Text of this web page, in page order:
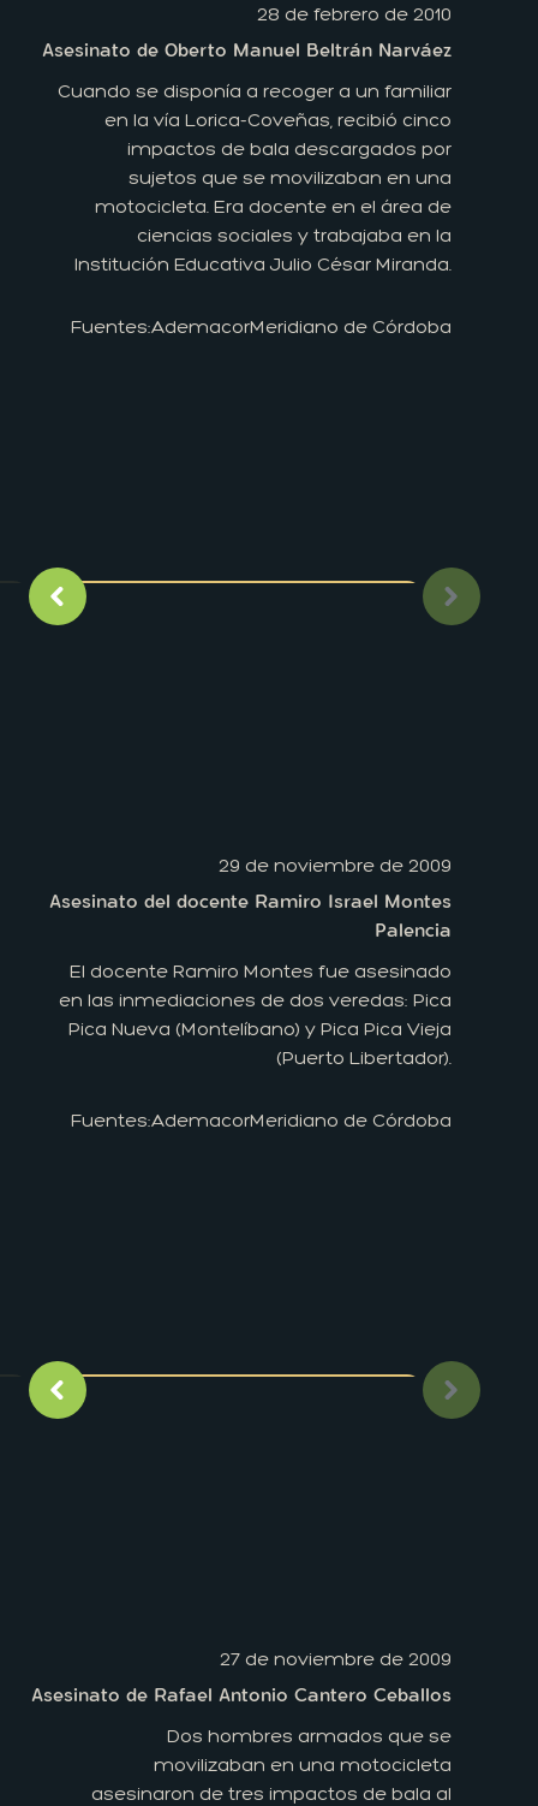
28 de febrero de 2010
Asesinato de Oberto Manuel Beltrán Narváez
Cuando se disponía a recoger a un familiar
en la vía Lorica-Coveñas, recibió cinco
impactos de bala descargados por
sujetos que se movilizaban en una
motocicleta. Era docente en el área de
ciencias sociales y trabajaba en la
Institución Educativa Julio César Miranda.
Fuentes:AdemacorMeridiano de Córdoba
Imagen anterior
29 de noviembre de 2009
Asesinato del docente Ramiro Israel Montes
Palencia
El docente Ramiro Montes fue asesinado
en las inmediaciones de dos veredas: Pica
Pica Nueva (Montelíbano) y Pica Pica Vieja
(Puerto Libertador).
Fuentes:AdemacorMeridiano de Córdoba
Imagen anterior
27 de noviembre de 2009
Asesinato de Rafael Antonio Cantero Ceballos
Dos hombres armados que se
movilizaban en una motocicleta
asesinaron de tres impactos de bala al